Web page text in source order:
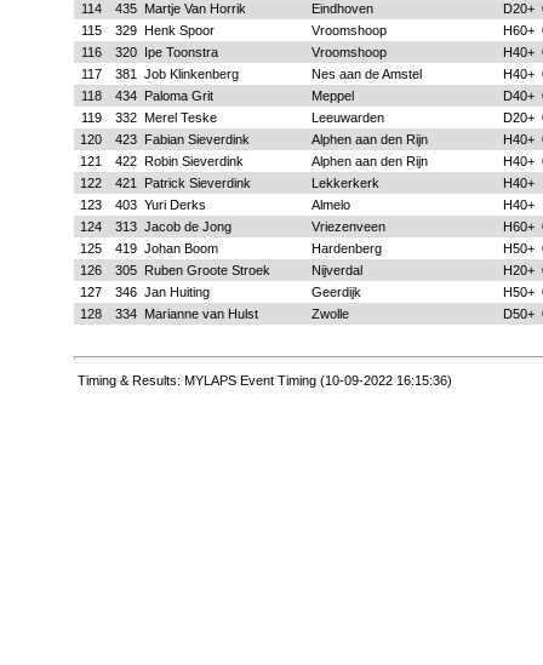
114
435 Martje Van Horrik Eindhoven D20+
115
329 Henk Spoor Vroomshoop H60+
116
320 Ipe Toonstra Vroomshoop H40+
117
381 Job Klinkenberg Nes aan de Amstel H40+
118
434 Paloma Grit Meppel D40+
119
332 Merel Teske Leeuwarden D20+
120
423 Fabian Sieverdink Alphen aan den Rijn H40+
121
422 Robin Sieverdink Alphen aan den Rijn H40+
122
421 Patrick Sieverdink Lekkerkerk H40+
123
403 Yuri Derks Almelo H40+
124
313 Jacob de Jong Vriezenveen H60+
125
419 Johan Boom Hardenberg H50+
126
305 Ruben Groote Stroek Nijverdal H20+
127
346 Jan Huiting Geerdijk H50+
128
334 Marianne van Hulst Zwolle D50+
Timing & Results: MYLAPS Event Timing (10-09-2022 16:15:36)